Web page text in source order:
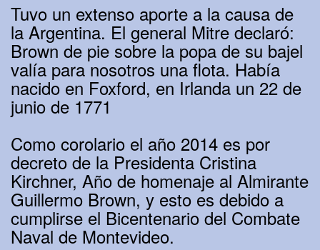
Tuvo un extenso aporte a la causa de
la Argentina. El general Mitre declaró:
Brown de pie sobre la popa de su bajel
valía para nosotros una flota. Había
nacido en Foxford, en Irlanda un 22 de
junio de 1771
Como corolario el año 2014 es por
decreto de la Presidenta Cristina
Kirchner, Año de homenaje al Almirante
Guillermo Brown, y esto es debido a
cumplirse el Bicentenario del Combate
Naval de Montevideo.